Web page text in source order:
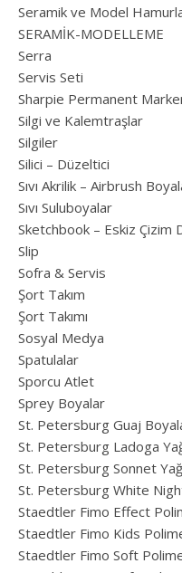
Seramik ve Model
SERAMİK-MODELLEME
Serra
Servis Seti
Sharpie Permanent
Silgi ve Kalemtraşlar
Silgiler
Silici – Düzeltici
Sıvı Akrilik – Airbrush
Sıvı Suluboyalar
Sketchbook – Eskiz Çizim
Slip
Sofra & Servis
Şort Takım
Şort Takımı
Sosyal Medya
Spatulalar
Sporcu Atlet
Sprey Boyalar
St. Petersburg Guaj
St. Petersburg Ladoga
St. Petersburg Sonnet
St. Petersburg White
Staedtler Fimo Effect
Staedtler Fimo Kids
Staedtler Fimo Soft